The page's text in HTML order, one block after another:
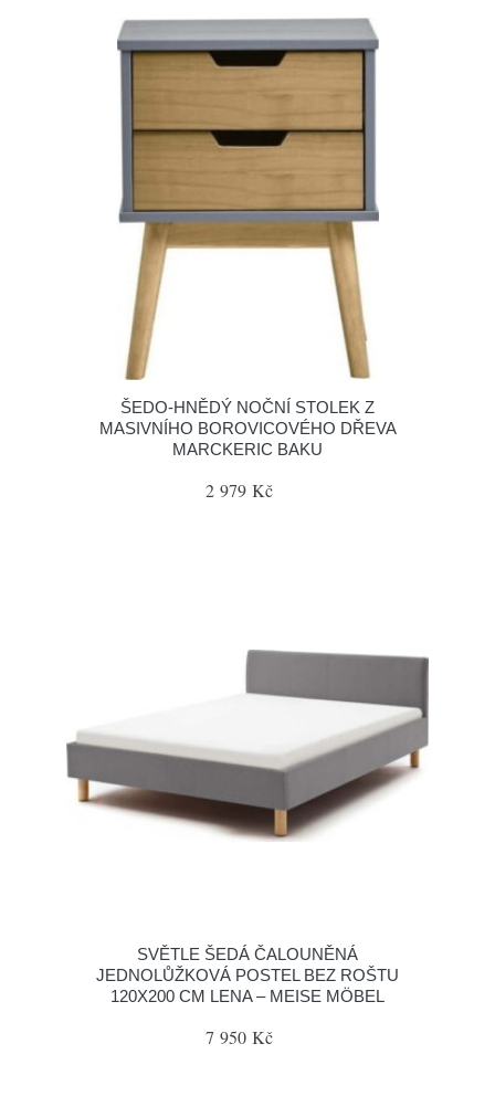
ŠEDO-HNĚDÝ NOČNÍ STOLEK Z
MASIVNÍHO BOROVICOVÉHO DŘEVA
MARCKERIC BAKU
2 979 Kč
SVĚTLE ŠEDÁ ČALOUNĚNÁ
JEDNOLŮŽKOVÁ POSTEL BEZ ROŠTU
120X200 CM LENA – MEISE MÖBEL
7 950 Kč